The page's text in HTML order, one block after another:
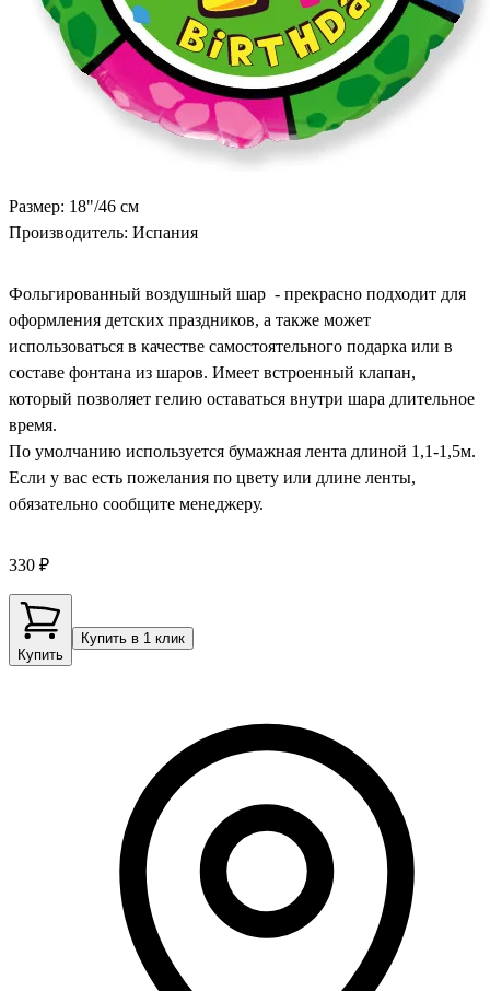
Размер: 18"/46 см
Производитель: Испания
Фольгированный воздушный шар - прекрасно подходит для
оформления детских праздников, а также может
использоваться в качестве самостоятельного подарка или в
составе фонтана из шаров. Имеет встроенный клапан,
который позволяет гелию оставаться внутри шара длительное
время.
По умолчанию используется бумажная лента длиной 1,1-1,5м.
Если у вас есть пожелания по цвету или длине ленты,
обязательно сообщите менеджеру.
330 ₽
Купить
Купить в 1 клик